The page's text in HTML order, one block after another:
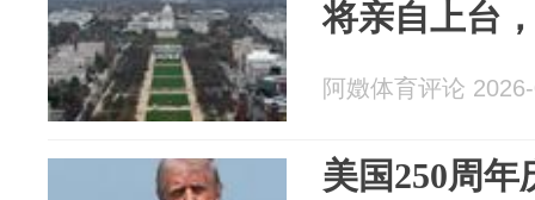
将亲自上台
阿嬍体育评论
美国250周